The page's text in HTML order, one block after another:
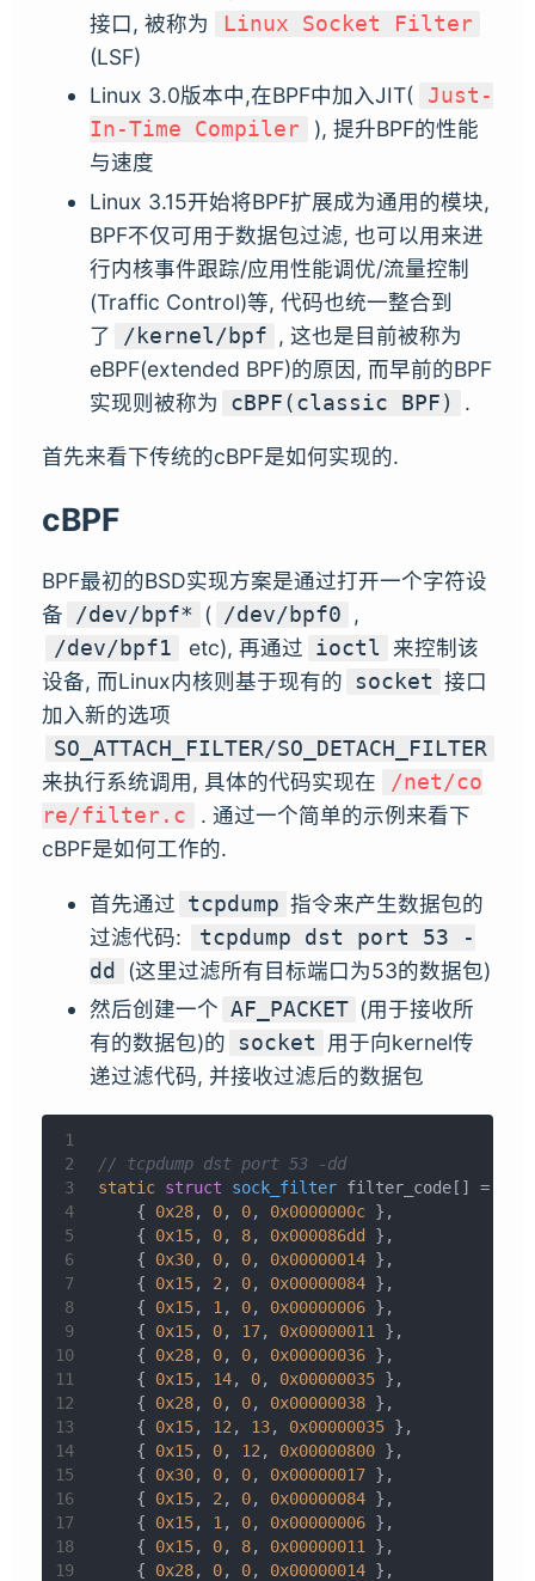
接口, 被称为
Linux Socket Filter
(LSF)
Linux 3.0版本中,在BPF中加入JIT(
Just-
In-Time Compiler
), 提升BPF的性能
与速度
Linux 3.15开始将BPF扩展成为通用的模块,
BPF不仅可用于数据包过滤, 也可以用来进
行内核事件跟踪/应用性能调优/流量控制
(Traffic Control)等, 代码也统一整合到
了
/kernel/bpf , 这也是目前被称为
eBPF(extended BPF)的原因, 而早前的BPF
实现则被称为
cBPF(classic BPF) .
首先来看下传统的cBPF是如何实现的.
cBPF
BPF最初的BSD实现方案是通过打开一个字符设
备
/dev/bpf* ( /dev/bpf0 ,
/dev/bpf1 etc), 再通过 ioctl
来控制该
设备, 而Linux内核则基于现有的 socket 接口
加入新的选项
SO_ATTACH_FILTER/SO_DETACH_FILTER
来执行系统调用, 具体的代码实现在
/net/co
re/filter.c
. 通过一个简单的示例来看下
cBPF是如何工作的.
首先通过 tcpdump 指令来产生数据包的
过滤代码:
tcpdump dst port 53 -
dd
(这里过滤所有目标端口为53的数据包)
然后创建一个 AF_PACKET (用于接收所
有的数据包)的 socket
用于向kernel传
递过滤代码, 并接收过滤后的数据包
1
2
3
4
5
6
7
8
9
10
11
12
13
14
15
16
17
18
19
// tcpdump dst port 53 -dd
static struct sock_filter filter_code[] = {
    {
0x28, 0, 0, 0x0000000c },
    {
0x15, 0, 8, 0x000086dd
},
    {
0x30, 0, 0, 0x00000014 },
    {
0x15, 2 , 0, 0x00000084 },
    {
0x15, 1 , 0, 0x00000006 },
    {
0x15, 0, 17, 0x00000011
},
    {
0x28, 0, 0, 0x00000036 },
    {
0x15, 14, 0, 0x00000035 },
    {
0x28, 0, 0, 0x00000038 },
    {
0x15, 12 , 13, 0x00000035 },
    {
0x15, 0, 12 , 0x00000800 },
    {
0x30, 0, 0, 0x00000017 },
    {
0x15, 2 , 0, 0x00000084 },
    {
0x15, 1 , 0, 0x00000006 },
    {
0x15, 0, 8, 0x00000011
},
    {
0x28, 0, 0, 0x00000014 },